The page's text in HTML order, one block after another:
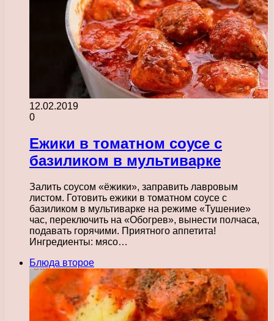
12.02.2019
0
Ежики в томатном соусе с
базиликом в мультиварке
Залить соусом «ёжики», заправить лавровым
листом. Готовить ежики в томатном соусе с
базиликом в мультиварке на режиме «Тушение»
час, переключить на «Обогрев», вынести полчаса,
подавать горячими. Приятного аппетита!
Ингредиенты: мясо…
Блюда второе